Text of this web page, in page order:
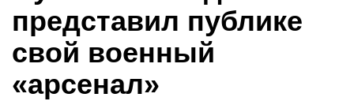
представил публике
свой военный
«арсенал»